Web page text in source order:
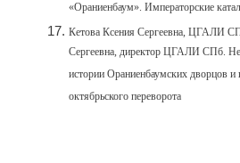
«Ораниенбаум». Императорские
Кетова Ксения Сергеевна, ЦГАЛИ
Сергеевна, директор ЦГАЛИ СПб.
истории Ораниенбаумских дворцов и
октябрьского переворота